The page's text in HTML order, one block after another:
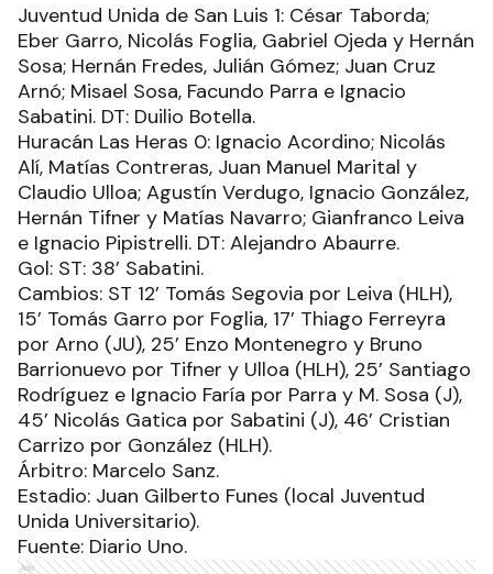
Juventud Unida de San Luis 1: César Taborda;
Eber Garro, Nicolás Foglia, Gabriel Ojeda y Hernán
Sosa; Hernán Fredes, Julián Gómez; Juan Cruz
Arnó; Misael Sosa, Facundo Parra e Ignacio
Sabatini. DT: Duilio Botella.
Huracán Las Heras 0: Ignacio Acordino; Nicolás
Alí, Matías Contreras, Juan Manuel Marital y
Claudio Ulloa; Agustín Verdugo, Ignacio González,
Hernán Tifner y Matías Navarro; Gianfranco Leiva
e Ignacio Pipistrelli. DT: Alejandro Abaurre.
Gol: ST: 38’ Sabatini.
Cambios: ST 12’ Tomás Segovia por Leiva (HLH),
15’ Tomás Garro por Foglia, 17’ Thiago Ferreyra
por Arno (JU), 25’ Enzo Montenegro y Bruno
Barrionuevo por Tifner y Ulloa (HLH), 25’ Santiago
Rodríguez e Ignacio Faría por Parra y M. Sosa (J),
45’ Nicolás Gatica por Sabatini (J), 46’ Cristian
Carrizo por González (HLH).
Árbitro: Marcelo Sanz.
Estadio: Juan Gilberto Funes (local Juventud
Unida Universitario).
Fuente: Diario Uno.
Ads